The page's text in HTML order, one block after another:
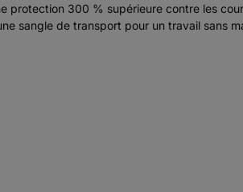
protection 300 % supérieure contre les
sangle de transport pour un travail sans